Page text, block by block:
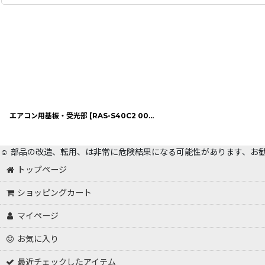
エアコン用基板・受光部 [RAS-S40C2 005 ]
☺️ 部品の改造、転用、は非常に危険結果になる可能性があります、お
トップページ
ショッピングカート
マイページ
お気に入り
最近チェックしたアイテム